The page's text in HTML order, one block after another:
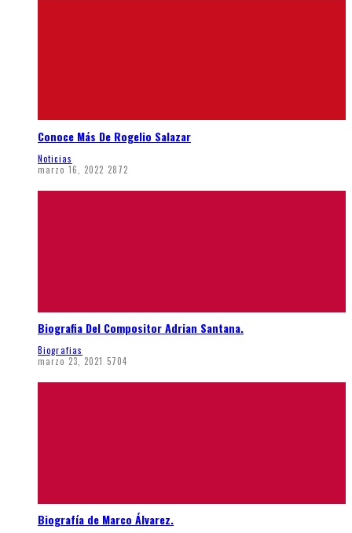
Conoce Más De Rogelio Salazar
Noticias
marzo 16, 2022 2872
Biografia Del Compositor Adrian Santana.
Biografias
marzo 23, 2021 5704
Biografía de Marco Álvarez.